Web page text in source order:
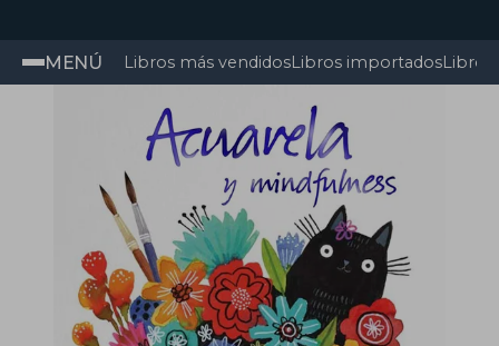
MENÚ Libros más vendidosLibros importadosLibros